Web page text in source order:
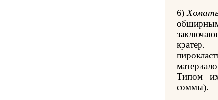
6)
Типом
соммы).